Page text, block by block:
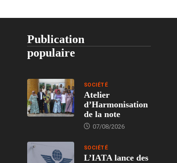
Publication
populaire
SOCIÉTÉ
Atelier
d’Harmonisation
de la note
07/08/2026
SOCIÉTÉ
L’IATA lance des